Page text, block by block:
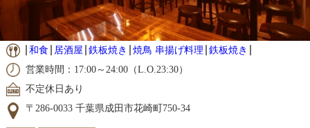
和食 居酒屋 鉄板焼き 焼鳥 串揚げ料理 鉄板焼き
営業時間：17:00～24:00（L.O.23:30）
不定休日あり
〒286-0033 千葉県成田市花崎町750-34